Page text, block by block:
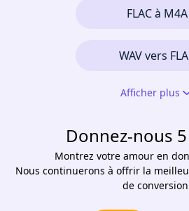
FLAC à M4A
WAV vers
Afficher plus
Donnez-nous
Montrez votre amour en
Nous continuerons à offrir la
de